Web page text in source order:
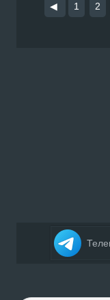
◀ 1 2